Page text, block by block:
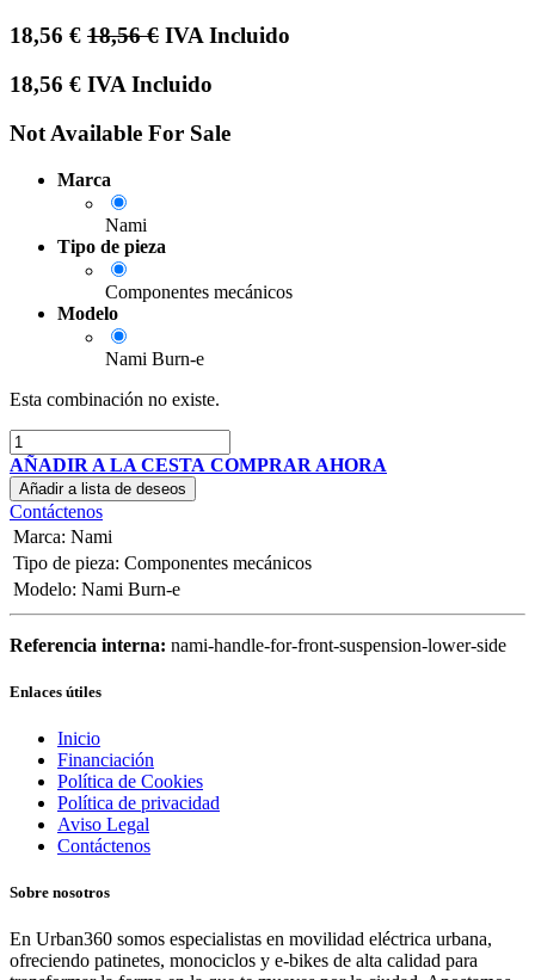
18,56 € 18,56€ IVA Incluido
18,56 € IVA Incluido
Not Available For Sale
Marca
Nami
Tipo de pieza
Componentes mecánicos
Modelo
Nami Burn-e
Esta combinación no existe.
AÑADIR A LA CESTA COMPRAR AHORA
Añadir a lista de deseos
Contáctenos
Marca: Nami
Tipo de pieza: Componentes mecánicos
Modelo: Nami Burn-e
Referencia interna: nami-handle-for-front-suspension-lower-side
Enlaces útiles
Inicio
Financiación
Política de Cookies
Política de privacidad
Aviso Legal
Contáctenos
Sobre nosotros
En Urban360 somos especialistas en movilidad eléctrica urbana,
ofreciendo patinetes, monociclos y e-bikes de alta calidad para